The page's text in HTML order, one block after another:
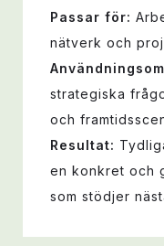
Passar för:
nätverk och
strategiska
och
Resultat:
en konkret och
som stödjer